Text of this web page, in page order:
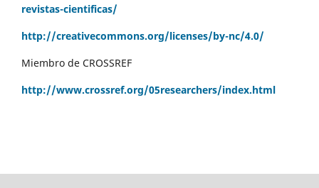
revistas-cientificas/
http://creativecommons.org/licenses/by-nc/4.0/
Miembro de CROSSREF
http://www.crossref.org/05researchers/index.html